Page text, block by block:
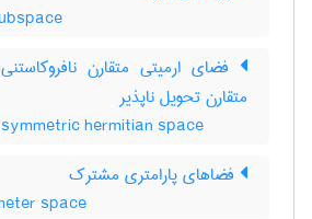
فضای ارمیتی متقارن
متقارن تحویل ناپذیر
hermitian space
فضاهای پارامتری مشترک
space